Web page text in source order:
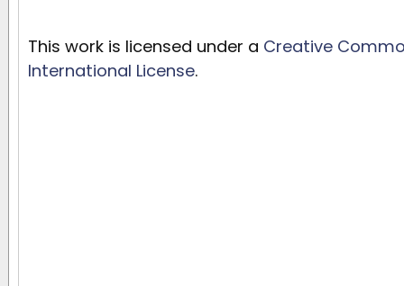
This work is licensed under a Creative
International License.